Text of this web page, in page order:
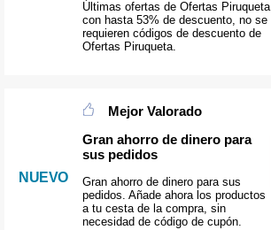
Últimas ofertas de Ofertas Piruqueta
con hasta 53% de descuento, no se
requieren códigos de descuento de
Ofertas Piruqueta.
NUEVO
Mejor Valorado
Gran ahorro de dinero para
sus pedidos
Gran ahorro de dinero para sus
pedidos. Añade ahora los productos
a tu cesta de la compra, sin
necesidad de código de cupón.